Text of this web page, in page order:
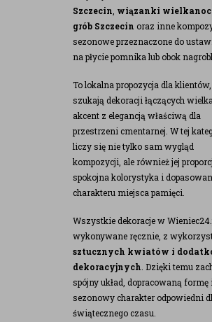
Szczecin wiązanki
grób Szczecin oraz inne
sezonowe przeznaczone do
na płycie pomnika lub obok
To lokalna propozycja dla
szukają dekoracji łączących
akcent z elegancją właściwą dla
przestrzeni cmentarnej. W tej
liczy się nie tylko sam wygląd
kompozycji, ale również jej
spokojna kolorystyka i
charakteru miejsca pamięci.
Wszystkie dekoracje w
wykonywane ręcznie, z
sztucznych kwiatów i
dekoracyjnych . Dzięki temu
spójny układ, dopracowaną formę i
sezonowy charakter odpowiedni
świątecznego czasu.